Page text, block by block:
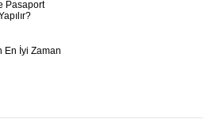
Pasaport
En İyi Zaman